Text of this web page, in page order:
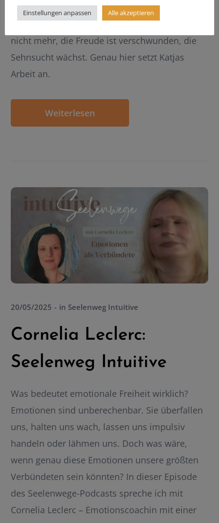
gewesen sein. Der alte Job fühlt sich sicher an –
aber nicht mehr richtig. Die Werte stimmen
nicht mehr, die Freude ist verschwunden, die
Sehnsucht wächst. Genau hier setzt Katjas
Arbeit an.
Weiterlesen
20/05/2025 in Seelenweg Intuitive
Cornelia Leclerc:
Seelenweg Intuitive
Was bedeutet emotionale Freiheit wirklich?
Emotionen sind unberechenbar. Sie überfallen
uns, halten uns wach, lassen uns impulsiv
handeln oder lähmen uns. Doch was wäre,
wenn genau diese Emotionen unsere größten
Verbündeten sein könnten? In dieser Episode
des Seelenwege-Podcasts spreche ich mit
Cornelia Leclerc – Emotionscoachin mit einer
Einstellungen anpassen Alle akzeptieren